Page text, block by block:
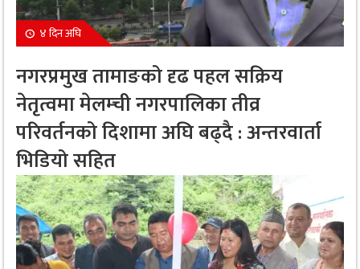
४ दिन अघि
नगरप्रमुख तामाङको दृढ पहल सक्रिय
नेतृत्वमा मेलम्ची नगरपालिका तीव्र
परिवर्तनको दिशामा अघि बढ्दै : अन्तरवार्ता
भिडियो सहित